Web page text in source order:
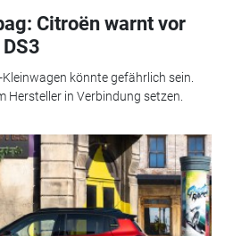
Citroën warnt vor
könnte gefährlich sein.
Hersteller in Verbindung setzen.